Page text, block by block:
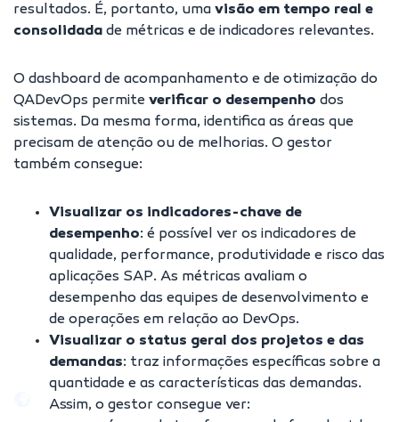
resultados. É, portanto, uma visão em tempo real e
consolidada de métricas e de indicadores relevantes.
O dashboard de acompanhamento e de otimização do
QADevOps permite verificar o desempenho dos
sistemas. Da mesma forma, identifica as áreas que
precisam de atenção ou de melhorias. O gestor
também consegue:
Visualizar os indicadores-chave de
desempenho: é possível ver os indicadores de
qualidade, performance, produtividade e risco das
aplicações SAP. As métricas avaliam o
desempenho das equipes de desenvolvimento e
de operações em relação ao DevOps.
Visualizar o status geral dos projetos e das
demandas: traz informações específicas sobre a
quantidade e as características das demandas.
Assim, o gestor consegue ver: